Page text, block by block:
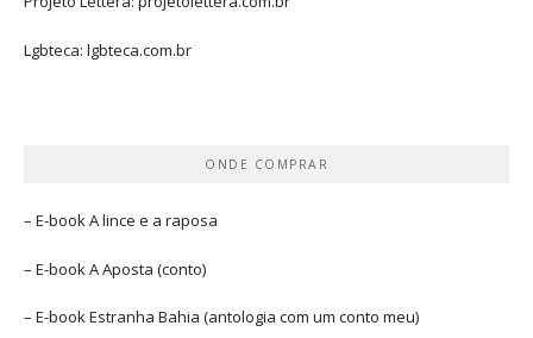
Lgbteca: lgbteca.com.br
ONDE COMPRAR
– E-bookA lince e a raposa
– E-bookA Aposta (conto)
– E-bookEstranha Bahia (antologia com um conto meu)